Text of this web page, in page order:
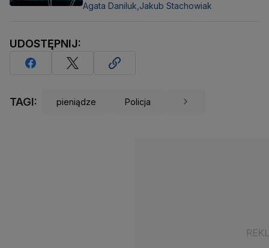
Agata Daniluk,Jakub Stachowiak
UDOSTĘPNIJ:
TAGI: pieniądze Policja